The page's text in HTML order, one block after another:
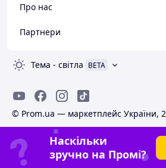
Про нас
Партнери
Тема - світла BETA
© Prom.ua — маркетплейс України,
Наскільки
зручно на Промі?